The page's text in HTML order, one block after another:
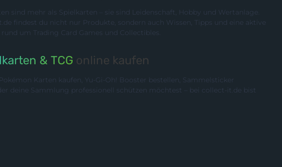
sind mehr als Spielkarten – sie sind Leidenschaft, Hobby und Wertanlage.
findest du nicht nur Produkte, sondern auch Wissen, Tipps und eine aktive
um Trading Card Games und Collectibles.
& TCG online kaufen
Karten kaufen, Yu-Gi-Oh! Booster bestellen, Sammelsticker
deine Sammlung professionell schützen möchtest – bei collect-it.de bist